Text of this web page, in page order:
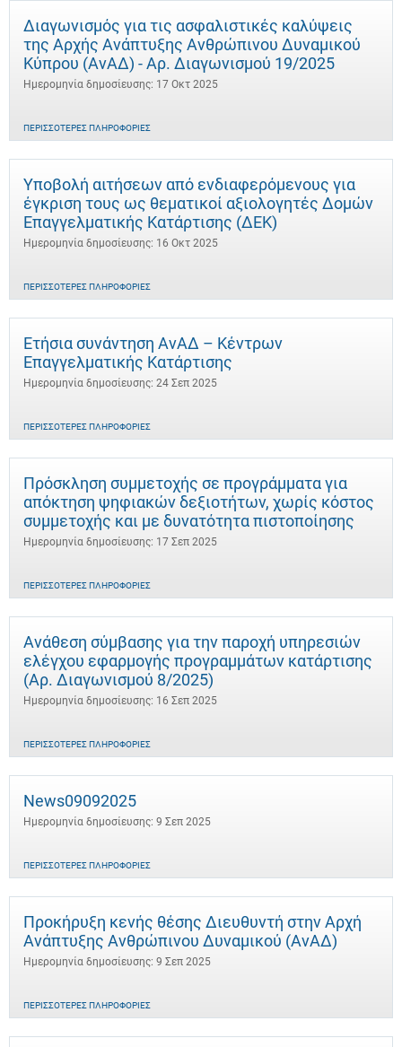
Διαγωνισμός για τις ασφαλιστικές καλύψεις
της Αρχής Ανάπτυξης Ανθρώπινου Δυναμικού
Κύπρου (ΑνΑΔ) - Αρ. Διαγωνισμού 19/2025
Ημερομηνία δημοσίευσης: 17 Οκτ 2025
ΠΕΡΙΣΣΌΤΕΡΕΣ ΠΛΗΡΟΦΟΡΊΕΣ
Υποβολή αιτήσεων από ενδιαφερόμενους για
έγκριση τους ως θεματικοί αξιολογητές Δομών
Επαγγελματικής Κατάρτισης (ΔΕΚ)
Ημερομηνία δημοσίευσης: 16 Οκτ 2025
ΠΕΡΙΣΣΌΤΕΡΕΣ ΠΛΗΡΟΦΟΡΊΕΣ
Ετήσια συνάντηση ΑνΑΔ – Κέντρων
Επαγγελματικής Κατάρτισης
Ημερομηνία δημοσίευσης: 24 Σεπ 2025
ΠΕΡΙΣΣΌΤΕΡΕΣ ΠΛΗΡΟΦΟΡΊΕΣ
Πρόσκληση συμμετοχής σε προγράμματα για
απόκτηση ψηφιακών δεξιοτήτων, χωρίς κόστος
συμμετοχής και με δυνατότητα πιστοποίησης
Ημερομηνία δημοσίευσης: 17 Σεπ 2025
ΠΕΡΙΣΣΌΤΕΡΕΣ ΠΛΗΡΟΦΟΡΊΕΣ
Ανάθεση σύμβασης για την παροχή υπηρεσιών
ελέγχου εφαρμογής προγραμμάτων κατάρτισης
(Αρ. Διαγωνισμού 8/2025)
Ημερομηνία δημοσίευσης: 16 Σεπ 2025
ΠΕΡΙΣΣΌΤΕΡΕΣ ΠΛΗΡΟΦΟΡΊΕΣ
News09092025
Ημερομηνία δημοσίευσης: 9 Σεπ 2025
ΠΕΡΙΣΣΌΤΕΡΕΣ ΠΛΗΡΟΦΟΡΊΕΣ
Προκήρυξη κενής θέσης Διευθυντή στην Αρχή
Ανάπτυξης Ανθρώπινου Δυναμικού (ΑνΑΔ)
Ημερομηνία δημοσίευσης: 9 Σεπ 2025
ΠΕΡΙΣΣΌΤΕΡΕΣ ΠΛΗΡΟΦΟΡΊΕΣ